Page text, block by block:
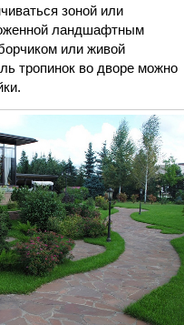
зоной или
ландшафтным
или живой
тропинок во дворе можно